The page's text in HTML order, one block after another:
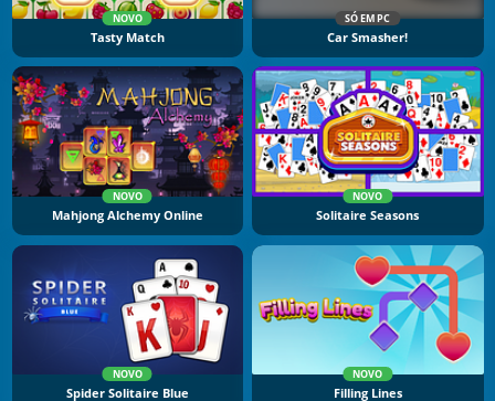
NOVO
Tasty Match
SÓ EM PC
Car Smasher!
NOVO
Mahjong Alchemy Online
NOVO
Solitaire Seasons
NOVO
Spider Solitaire Blue
NOVO
Filling Lines